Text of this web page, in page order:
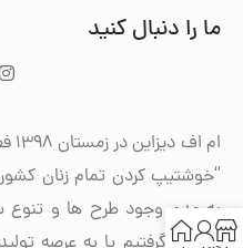
ما را دنبال کنید
“خوشتیپ کردن تمام زنان کشور
به عدم وجود طرح ها و تنوع